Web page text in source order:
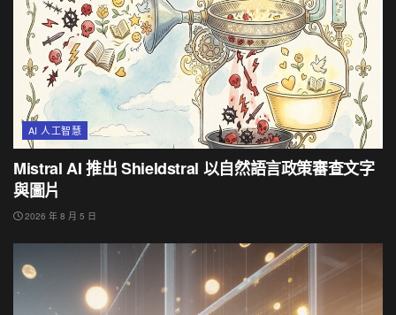
AI 人工智慧
Mistral AI 推出 Shieldstral 以自然語言政策審查文字
與圖片
2026 年 8 月 5 日